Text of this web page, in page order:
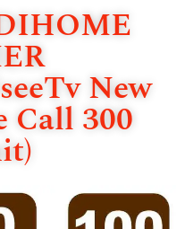
New
Call 300